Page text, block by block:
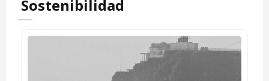
Sostenibilidad